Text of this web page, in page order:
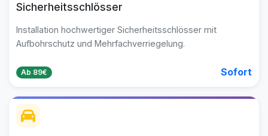
Sicherheitsschlösser
Installation hochwertiger Sicherheitsschlösser mit
Aufbohrschutz und Mehrfachverriegelung.
Ab 89€ Sofort